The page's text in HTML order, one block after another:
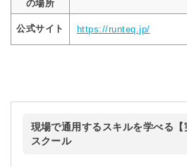
の場所
公式サイト https://runteq.jp/
現場で通用するスキルを学べる
スクール